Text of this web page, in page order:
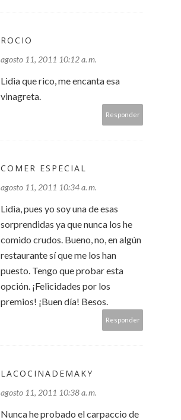
ROCIO
agosto 11, 2011 10:12 a. m.
Lidia que rico, me encanta esa
vinagreta.
Responder
COMER ESPECIAL
agosto 11, 2011 10:34 a. m.
Lidia, pues yo soy una de esas
sorprendidas ya que nunca los he
comido crudos. Bueno, no, en algún
restaurante sí que me los han
puesto. Tengo que probar esta
opción. ¡Felicidades por los
premios! ¡Buen día! Besos.
Responder
LACOCINADEMAKY
agosto 11, 2011 10:38 a. m.
Nunca he probado el carpaccio de